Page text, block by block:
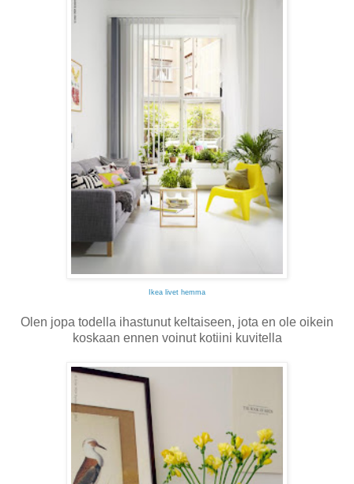
Ikea livet hemma
Olen jopa todella ihastunut keltaiseen, jota en ole oikein
koskaan ennen voinut kotiini kuvitella